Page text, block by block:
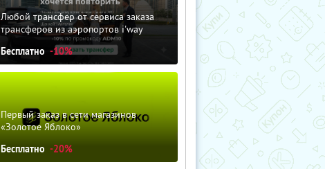
Любой трансфер от сервиса заказа
трансферов из аэропортов i'way
Бесплатно -10%
Первый заказ в сети магазинов
«Золотое Яблоко»
Бесплатно -20%